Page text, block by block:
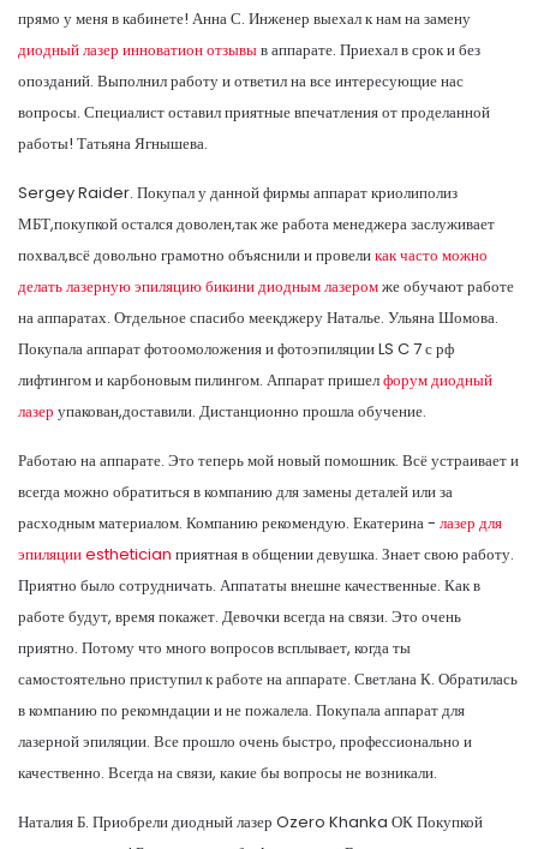
прямо у меня в кабинете! Анна С. Инженер выехал к нам на замену
диодный лазер инноватион отзывыв аппарате. Приехал в срок и без
опозданий. Выполнил работу и ответил на все интересующие нас
вопросы. Специалист оставил приятные впечатления от проделанной
работы! Татьяна Ягнышева.
Sergey Raider. Покупал у данной фирмы аппарат криолиполиз
МБТ,покупкой остался доволен,так же работа менеджера заслуживает
похвал,всё довольно грамотно объяснили и провеликак часто можно
делать лазерную эпиляцию бикини диодным лазеромже обучают работе
на аппаратах. Отдельное спасибо меекджеру Наталье. Ульяна Шомова.
Покупала аппарат фотоомоложения и фотоэпиляции LS C 7 с рф
лифтингом и карбоновым пилингом. Аппарат пришелфорум диодный
лазер упакован,доставили. Дистанционно прошла обучение.
Работаю на аппарате. Это теперь мой новый помошник. Всё устраивает и
всегда можно обратиться в компанию для замены деталей или за
расходным материалом. Компанию рекомендую. Екатерина - лазер для
эпиляции esthetician приятная в общении девушка. Знает свою работу.
Приятно было сотрудничать. Аппататы внешне качественные. Как в
работе будут, время покажет. Девочки всегда на связи. Это очень
приятно. Потому что много вопросов всплывает, когда ты
самостоятельно приступил к работе на аппарате. Светлана К. Обратилась
в компанию по рекомндации и не пожалела. Покупала аппарат для
лазерной эпиляции. Все прошло очень быстро, профессионально и
качественно. Всегда на связи, какие бы вопросы не возникали.
Наталия Б. Приобрели диодный лазер Ozero Khanka ОК Покупкой